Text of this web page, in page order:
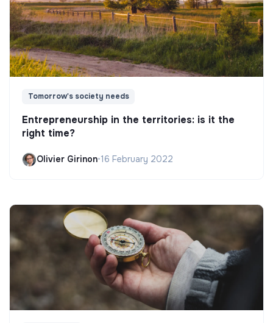
Tomorrow's society needs
Entrepreneurship in the territories: is it the
right time?
Olivier Girinon•16 February 2022